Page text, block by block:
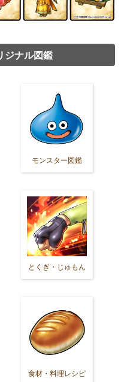
ジナル図鑑
モンスター図鑑
とくぎ・じゅもん
食材・料理レシピ